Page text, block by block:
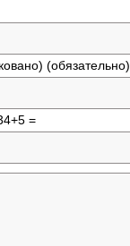
(обязательно)
=